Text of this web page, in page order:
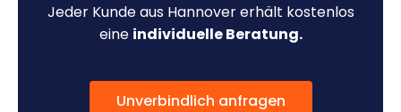
Jeder Kunde aus Hannover erhält kostenlos
eine individuelle Beratung.
Unverbindlich anfragen